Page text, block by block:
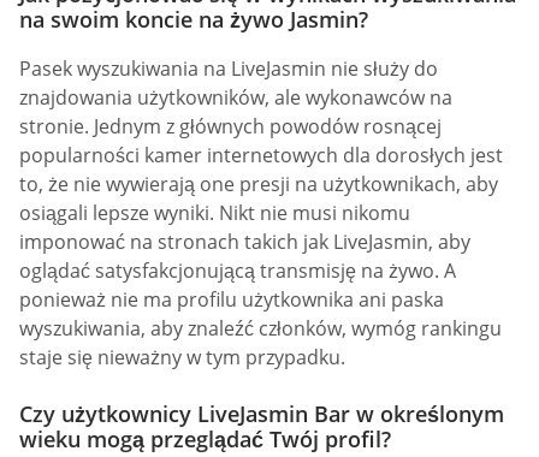
na swoim koncie na żywo Jasmin?
Pasek wyszukiwania na LiveJasmin nie służy do
znajdowania użytkowników, ale wykonawców na
stronie. Jednym z głównych powodów rosnącej
popularności kamer internetowych dla dorosłych jest
to, że nie wywierają one presji na użytkownikach, aby
osiągali lepsze wyniki. Nikt nie musi nikomu
imponować na stronach takich jak LiveJasmin, aby
oglądać satysfakcjonującą transmisję na żywo. A
ponieważ nie ma profilu użytkownika ani paska
wyszukiwania, aby znaleźć członków, wymóg rankingu
staje się nieważny w tym przypadku.
Czy użytkownicy LiveJasmin Bar w określonym
wieku mogą przeglądać Twój profil?